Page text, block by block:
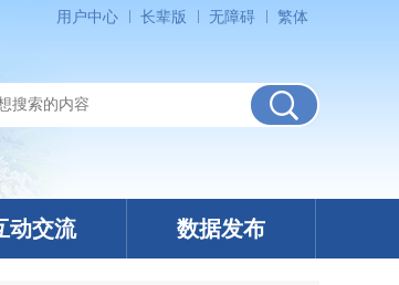
用户中心 长辈版 无障碍 繁体
动交流 数据发布